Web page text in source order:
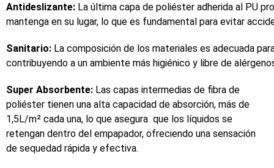
Antideslizante: La última capa de poliéster adherida al PU
mantenga en su lugar, lo que es fundamental para evitar
Sanitario: La composición de los materiales es adecuada
contribuyendo a un ambiente más higiénico y libre de
Super Absorbente: Las capas intermedias de fibra de
poliéster tienen una alta capacidad de absorción, más de
1,5L/m² cada una, lo que asegura que los líquidos se
retengan dentro del empapador, ofreciendo una sensación
de sequedad rápida y efectiva.